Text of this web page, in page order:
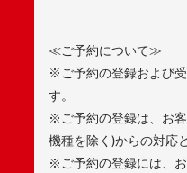
≪ご予約について≫
※ご予約の登録および
す。
※ご予約の登録は、お
機種を除く)からの対応
※ご予約の登録には、